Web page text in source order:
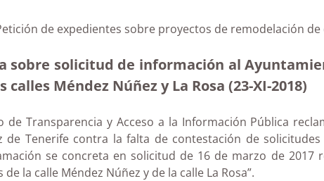
de expedientes sobre proyectos de remodelación
sobre solicitud de información al
Méndez Núñez y La Rosa (23-XI-2018)
de Transparencia y Acceso a la Información Pública
de Tenerife contra la falta de contestación de
se concreta en solicitud de 16 de marzo de 2017
la calle Méndez Núñez y de la calle La Rosa”.